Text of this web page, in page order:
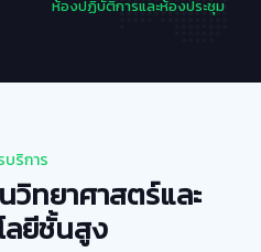
ห้องปฏิบัติการและห้องประชุม
บริการ
วิทยาศาสตร์และ
ลยีชั้นสูง